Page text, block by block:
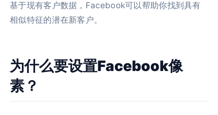
基于现有客户数据，Facebook可以帮助你找到具有
相似特征的潜在新客户。
为什么要设置Facebook像
素？